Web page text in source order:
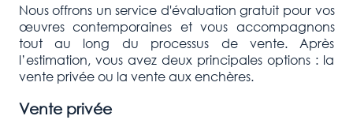
Nous offrons un service d'évaluation gratuit pour vos
œuvres contemporaines et vous accompagnons
tout au long du processus de vente. Après
l’estimation, vous avez deux principales options : la
vente privée ou la vente aux enchères.
Vente privée